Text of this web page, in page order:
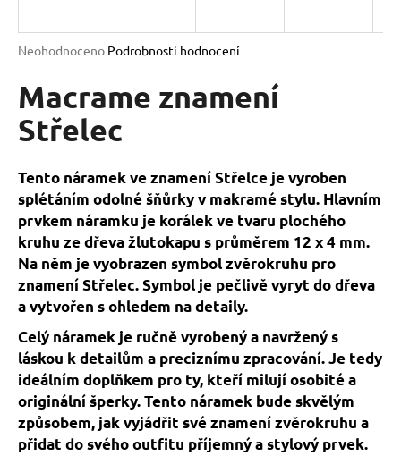
Průměrné
produktu
je
0,0
z
hvězdiček.
Neohodnoceno Podrobnosti hodnocení
Macrame znamení
Střelec
Tento náramek ve znamení Střelce je vyroben
splétáním odolné šňůrky v makramé stylu. Hlavním
prvkem náramku je korálek ve tvaru plochého
kruhu ze dřeva žlutokapu s průměrem 12 x 4 mm.
Na něm je vyobrazen symbol zvěrokruhu pro
znamení Střelec. Symbol je pečlivě vyryt do dřeva
a vytvořen s ohledem na detaily.
Celý náramek je ručně vyrobený a navržený s
láskou k detailům a preciznímu zpracování. Je tedy
ideálním doplňkem pro ty, kteří milují osobité a
originální šperky. Tento náramek bude skvělým
způsobem, jak vyjádřit své znamení zvěrokruhu a
přidat do svého outfitu příjemný a stylový prvek.
j
t
?
HLEDAT
D
o
o
r
u
č
u
j